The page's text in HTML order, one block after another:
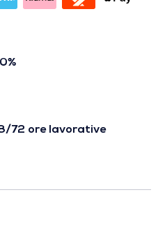
72 ore lavorative